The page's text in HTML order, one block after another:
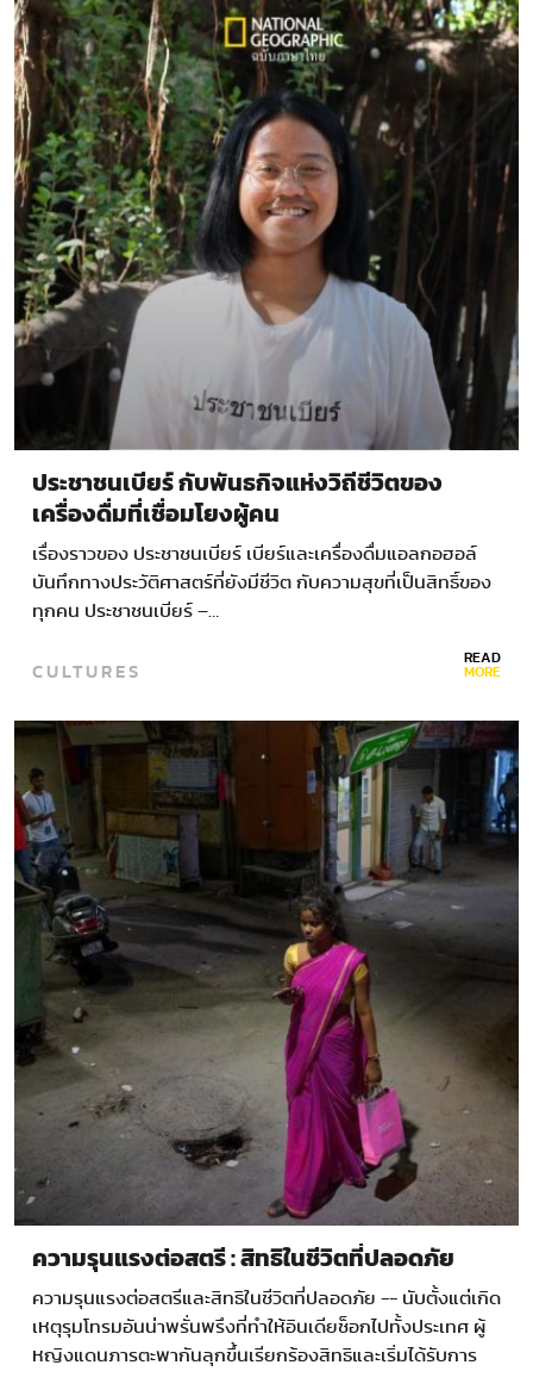
ประชาชนเบียร์ กับพันธกิจแห่งวิถีชีวิตของ
เครื่องดื่มที่เชื่อมโยงผู้คน
เรื่องราวของ ประชาชนเบียร์ เบียร์และเครื่องดื่มแอลกอฮอล์
บันทึกทางประวัติศาสตร์ที่ยังมีชีวิต กับความสุขที่เป็นสิทธิ์ของ
ทุกคน ประชาชนเบียร์ –…
CULTURES READ
MORE
ความรุนแรงต่อสตรี : สิทธิในชีวิตที่ปลอดภัย
ความรุนแรงต่อสตรีและสิทธิในชีวิตที่ปลอดภัย -- นับตั้งแต่เกิด
เหตุรุมโทรมอันน่าพรั่นพรึงที่ทำให้อินเดียช็อกไปทั้งประเทศ ผู้
หญิงแดนภารตะพากันลุกขึ้นเรียกร้องสิทธิและเริ่มได้รับการ